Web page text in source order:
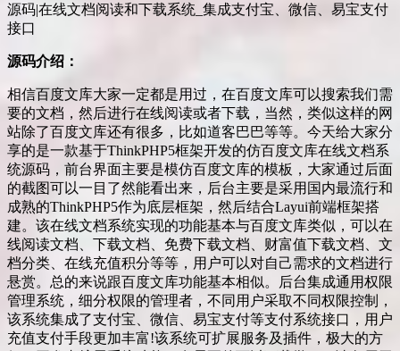
源码|在线文档阅读和下载系统_集成支付宝、微信、易宝支付
接口
源码介绍：
相信百度文库大家一定都是用过，在百度文库可以搜索我们需
要的文档，然后进行在线阅读或者下载，当然，类似这样的网
站除了百度文库还有很多，比如道客巴巴等等。今天给大家分
享的是一款基于ThinkPHP5框架开发的仿百度文库在线文档系
统源码，前台界面主要是模仿百度文库的模板，大家通过后面
的截图可以一目了然能看出来，后台主要是采用国内最流行和
成熟的ThinkPHP5作为底层框架，然后结合Layui前端框架搭
建。该在线文档系统实现的功能基本与百度文库类似，可以在
线阅读文档、下载文档、免费下载文档、财富值下载文档、文
档分类、在线充值积分等等，用户可以对自己需求的文档进行
悬赏。总的来说跟百度文库功能基本相似。后台集成通用权限
管理系统，细分权限的管理者，不同用户采取不同权限控制，
该系统集成了支付宝、微信、易宝支付等支付系统接口，用户
充值支付手段更加丰富!该系统可扩展服务及插件，极大的方